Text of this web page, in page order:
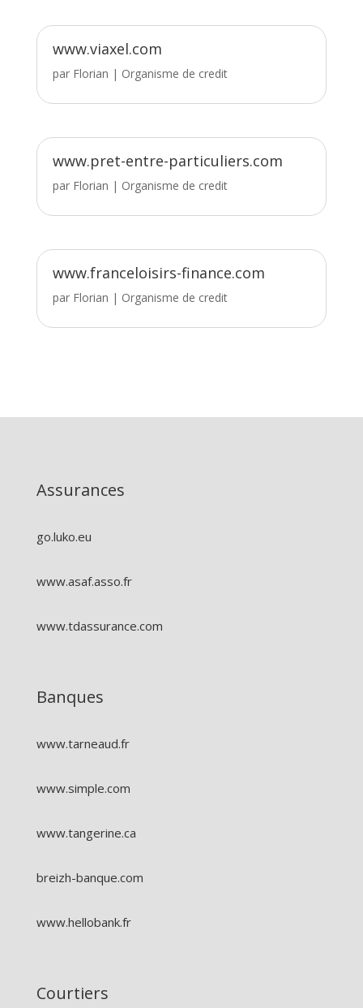
www.viaxel.com
par Florian | Organisme de credit
www.pret-entre-particuliers.com
par Florian | Organisme de credit
www.franceloisirs-finance.com
par Florian | Organisme de credit
Assurances
go.luko.eu
www.asaf.asso.fr
www.tdassurance.com
Banques
www.tarneaud.fr
www.simple.com
www.tangerine.ca
breizh-banque.com
www.hellobank.fr
Courtiers